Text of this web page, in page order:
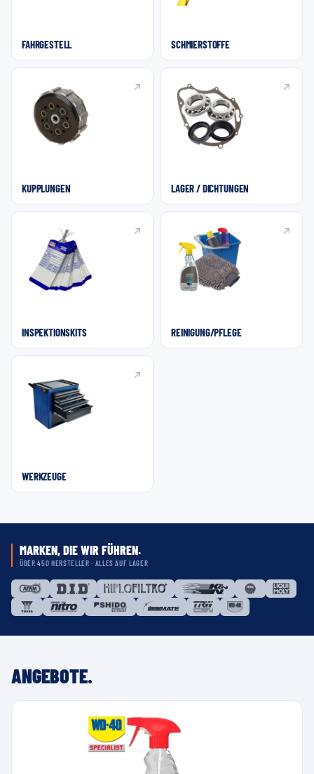
FAHRGESTELL SCHMIERSTOFFE
KUPPLUNGEN LAGER / DICHTUNGEN
INSPEKTIONSKITS REINIGUNG/PFLEGE
WERKZEUGE
MARKEN, DIE WIR FÜHREN.
ÜBER 450 HERSTELLER · ALLES AUF LAGER
ANGEBOTE.